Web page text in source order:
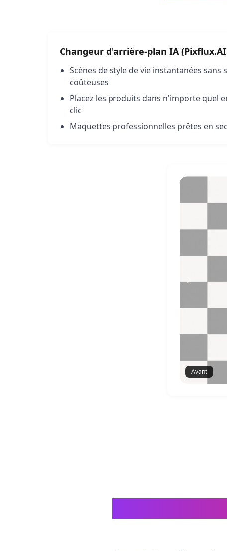
Changeur d'arrière-plan IA
Scènes de style de vie instantanées sans
coûteuses
Placez les produits dans n'importe quel
clic
Maquettes professionnelles prêtes en
Avant